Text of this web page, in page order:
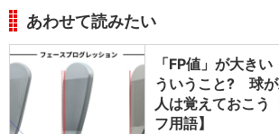
あわせて読みたい
「FP値」が大き
ういうこと? 球が
人は覚えておこう
フ用語】